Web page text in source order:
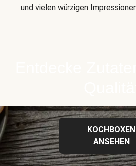
und vielen würzigen
KOCHBOXEN
ANSEHEN